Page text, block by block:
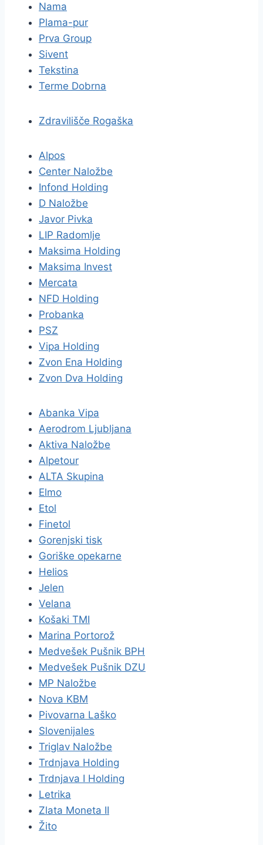
Nama
Plama-pur
Prva Group
Sivent
Tekstina
Terme Dobrna
Zdravilišče Rogaška
Alpos
Center Naložbe
Infond Holding
D Naložbe
Javor Pivka
LIP Radomlje
Maksima Holding
Maksima Invest
Mercata
NFD Holding
Probanka
PSZ
Vipa Holding
Zvon Ena Holding
Zvon Dva Holding
Abanka Vipa
Aerodrom Ljubljana
Aktiva Naložbe
Alpetour
ALTA Skupina
Elmo
Etol
Finetol
Gorenjski tisk
Goriške opekarne
Helios
Jelen
Velana
Košaki TMI
Marina Portorož
Medvešek Pušnik BPH
Medvešek Pušnik DZU
MP Naložbe
Nova KBM
Pivovarna Laško
Slovenijales
Triglav Naložbe
Trdnjava Holding
Trdnjava I Holding
Letrika
Zlata Moneta II
Žito